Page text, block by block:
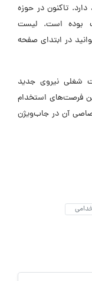
تاکنون در حوزه
بوده است. لیست
در ابتدای صفحه
حاضر در ۵ موقعیت شغلی نیروی جدید
فرصت‌های استخدام
آن در جاب‌ویژن